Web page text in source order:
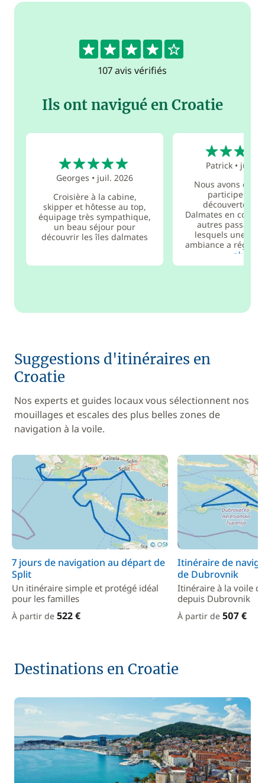
4.4
107 avis vérifiés
Ils ont navigué en Croatie
Georges • juil. 2026
Croisière à la cabine,
skipper et hôtesse au top,
équipage très sympathique,
un beau séjour pour
découvrir les îles dalmates
Patrick • juin
Nous avons été
participer à
découverte
Dalmates en
autres
lesquels une
ambiance a régné!
plus
Suggestions d'itinéraires en
Croatie
Nos experts et guides locaux vous sélectionnent nos
mouillages et escales des plus belles zones de
navigation à la voile.
7 jours de navigation au départ de
Split
Un itinéraire simple et protégé idéal
pour les familles
À partir de 522 €
Itinéraire de
de Dubrovnik
Itinéraire à la voile
depuis Dubrovnik
À partir de 507 €
Destinations en Croatie